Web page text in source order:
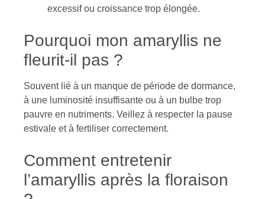
excessif ou croissance trop élongée.
Pourquoi mon amaryllis ne
fleurit-il pas ?
Souvent lié à un manque de période de dormance,
à une luminosité insuffisante ou à un bulbe trop
pauvre en nutriments. Veillez à respecter la pause
estivale et à fertiliser correctement.
Comment entretenir
l’amaryllis après la floraison